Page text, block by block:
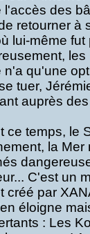
l'accès des
retourner
lui-même
n'a qu'une
tuer,
auprès
ce temps, le
la
C'est un
créé par
éloigne
: Les